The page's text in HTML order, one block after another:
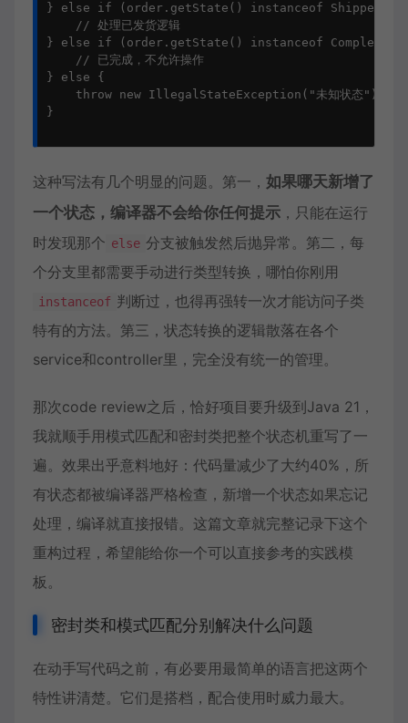
} else if (order.getState() instanceof Shipped) {
    // 处理已发货逻辑
} else if (order.getState() instanceof
    // 已完成，不允许操作
} else {
    throw new IllegalStateException("未知状态");
}
这种写法有几个明显的问题。第一， 如果哪天新增了
一个状态，编译器不会给你任何提示 ，只能在运行
时发现那个 else 分支被触发然后抛异常。第二，每
个分支里都需要手动进行类型转换，哪怕你刚用
instanceof 判断过，也得再强转一次才能访问子类
特有的方法。第三，状态转换的逻辑散落在各个
service和controller里，完全没有统一的管理。
那次code review之后，恰好项目要升级到 Java 21 ，
我就顺手用模式匹配和密封类把整个状态机重写了一
遍。效果出乎意料地好：代码量减少了大约40%，所
有状态都被编译器严格检查，新增一个状态如果忘记
处理，编译就直接报错。这篇文章就完整记录下这个
重构过程，希望能给你一个可以直接参考的实践模
板。
密封类和模式匹配分别解决什么问题
在动手写代码之前，有必要用最简单的语言把这两个
特性讲清楚。它们是搭档，配合使用时威力最大。